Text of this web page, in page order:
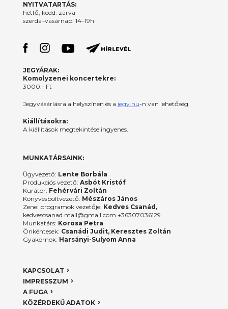
NYITVATARTÁS:
hétfő, kedd: zárva
szerda–vasárnap: 14–19h
JEGYÁRAK:
Komolyzenei koncertekre:
3000.- Ft
Jegyvásárlásra a helyszínen és a jegy.hu-n van lehetőség.
Kiállításokra:
A kiállítások megtekintése ingyenes.
MUNKATÁRSAINK:
Ügyvezető: Lente Borbála
Produkciós vezető: Asbót Kristóf
Kurátor: Fehérvári Zoltán
Könyvesboltvezető: Mészáros János
Zenei programok vezetője: Kedves Csanád,
kedvescsanad.mail@gmail.com +36307036129
Munkatárs: Korosa Petra
Önkéntesek: Csanádi Judit, Keresztes Zoltán
Gyakornok: Harsányi-Sulyom Anna
KAPCSOLAT
IMPRESSZUM
A FUGA
KÖZÉRDEKŰ ADATOK